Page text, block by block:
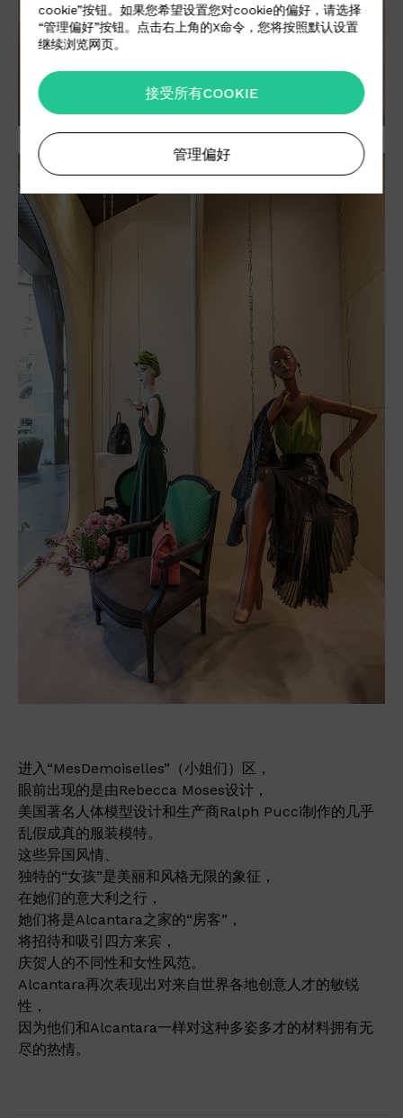
进入“MesDemoiselles”（小姐们）区，
眼前出现的是由Rebecca Moses设计，
美国著名人体模型设计和生产商Ralph Pucci制作的几乎
乱假成真的服装模特。
这些异国风情、
独特的“女孩”是美丽和风格无限的象征，
在她们的意大利之行，
她们将是Alcantara之家的“房客”，
将招待和吸引四方来宾，
庆贺人的不同性和女性风范。
Alcantara再次表现出对来自世界各地创意人才的敏锐
性，
因为他们和Alcantara一样对这种多姿多才的材料拥有无
尽的热情。
cookie”按钮。如果您希望设置您对cookie的偏好，请选择
“管理偏好”按钮。点击右上角的X命令，您将按照默认设置
继续浏览网页。
接受所有COOKIE
管理偏好